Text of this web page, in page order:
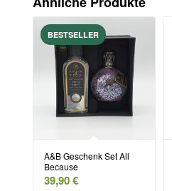
A&B Geschenk Set All
Because
39,90€